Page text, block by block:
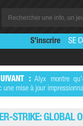
S'inscrire SE
:Alyx montre
une mise à jour
STRIKE: GLOBAL